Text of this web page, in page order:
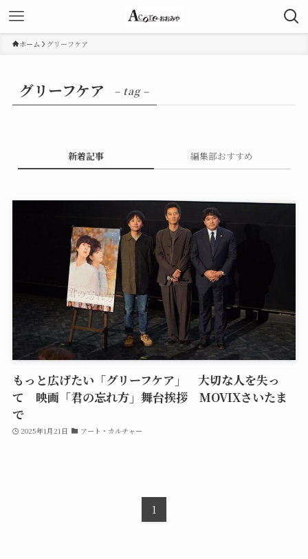
ホーム グリーフケア
グリーフケア – tag –
新着記事 編集部おすすめ
もっと広げたい「グリーフケア」 大切な人を失っ
て 映画「君の忘れ方」舞台挨拶 MOVIXさいたま
で
2025年1月21日 アート・カルチャー
1